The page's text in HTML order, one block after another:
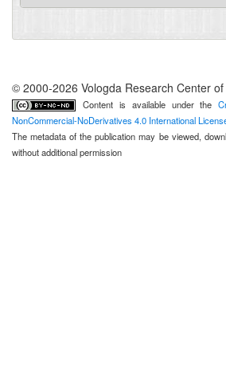
© 2000-2026 Vologda Research Center of
Content is available under the
NonCommercial-NoDerivatives 4.0 International
The metadata of the publication may be viewed,
without additional permission